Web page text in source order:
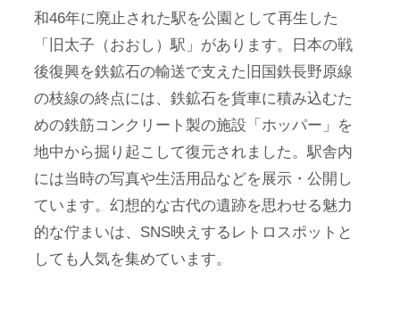
和46年に廃止された駅を公園として再生した
「旧太子（おおし）駅」があります。日本の戦
後復興を鉄鉱石の輸送で支えた旧国鉄長野原線
の枝線の終点には、鉄鉱石を貨車に積み込むた
めの鉄筋コンクリート製の施設「ホッパー」を
地中から掘り起こして復元されました。駅舎内
には当時の写真や生活用品などを展示・公開し
ています。幻想的な古代の遺跡を思わせる魅力
的な佇まいは、SNS映えするレトロスポットと
しても人気を集めています。